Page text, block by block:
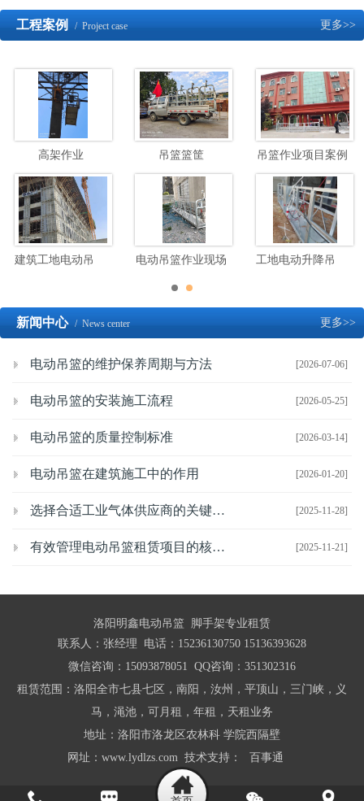
更多>>
工程案例/ Project case
高架作业 吊篮篮筐 吊篮作业项目案例
电动吊篮作业现场
更多>>
新闻中心/ News center
[2026-07-06]
电动吊篮的维护保养周期与方法
[2026-05-25]
电动吊篮的安装施工流程
[2026-03-14]
电动吊篮的质量控制标准
[2026-01-20]
电动吊篮在建筑施工中的作用
[2025-11-28]
选择合适工业气体供应商的关键考虑因素
[2025-11-21]
有效管理电动吊篮租赁项目的核心策略
洛阳明鑫电动吊篮 脚手架专业租赁
联系人：张经理 电话：15236130750 15136393628
微信咨询：15093878051 QQ咨询：351302316
租赁范围：洛阳全市七县七区，南阳，汝州，平顶山，三门峡，义
马，渑池，可月租，年租，天租业务
地址：洛阳市洛龙区农林科 学院西隔壁
网址：www.lydlzs.com 技术支持：
百事通